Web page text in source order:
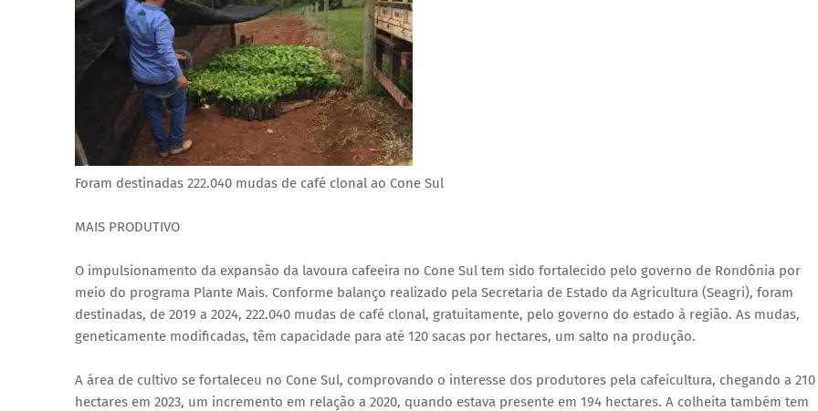
Foram destinadas 222.040 mudas de café clonal ao Cone Sul
MAIS PRODUTIVO
O impulsionamento da expansão da lavoura cafeeira no Cone Sul tem sido fortalecido pelo governo de Rondônia por
meio do programa Plante Mais. Conforme balanço realizado pela Secretaria de Estado da Agricultura (Seagri), foram
destinadas, de 2019 a 2024, 222.040 mudas de café clonal, gratuitamente, pelo governo do estado à região. As mudas,
geneticamente modificadas, têm capacidade para até 120 sacas por hectares, um salto na produção.
A área de cultivo se fortaleceu no Cone Sul, comprovando o interesse dos produtores pela cafeicultura, chegando a 210
hectares em 2023, um incremento em relação a 2020, quando estava presente em 194 hectares. A colheita também tem